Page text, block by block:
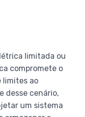
limitada ou
compromete o
limites ao
desse cenário,
um sistema